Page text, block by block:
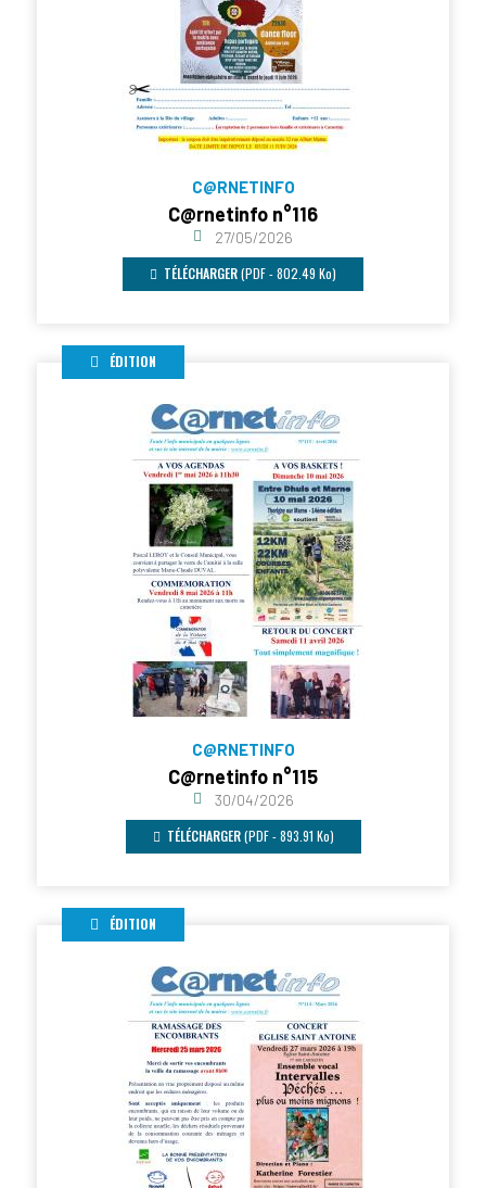
C@RNETINFO
C@rnetinfo n°116
27/05/2026
TÉLÉCHARGER(PDF - 802.49 Ko)
ÉDITION
C@RNETINFO
C@rnetinfo n°115
30/04/2026
TÉLÉCHARGER(PDF - 893.91 Ko)
ÉDITION